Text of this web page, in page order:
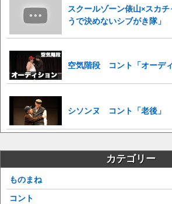
スクールゾーン俵山×スカ
うで決めないシブがき隊」
空気階段 コント「オーディ
シソンヌ コント「老後」
カテゴリー
ものまね
コント